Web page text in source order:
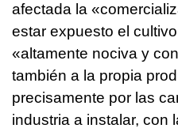
afectada la
estar expuesto el
«altamente nociva y
también a la propia
precisamente por las
industria a instalar, con